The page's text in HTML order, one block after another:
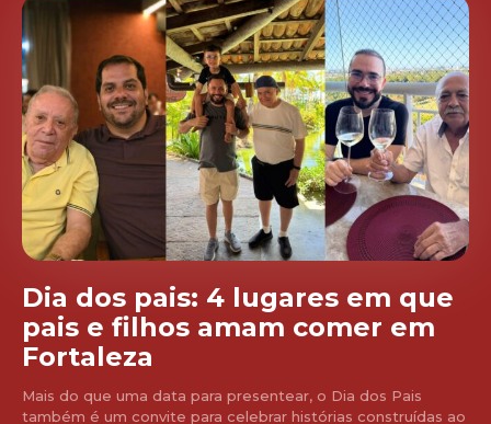
Dia dos pais: 4 lugares em que
pais e filhos amam comer em
Fortaleza
Mais do que uma data para presentear, o Dia dos Pais
também é um convite para celebrar histórias construídas ao